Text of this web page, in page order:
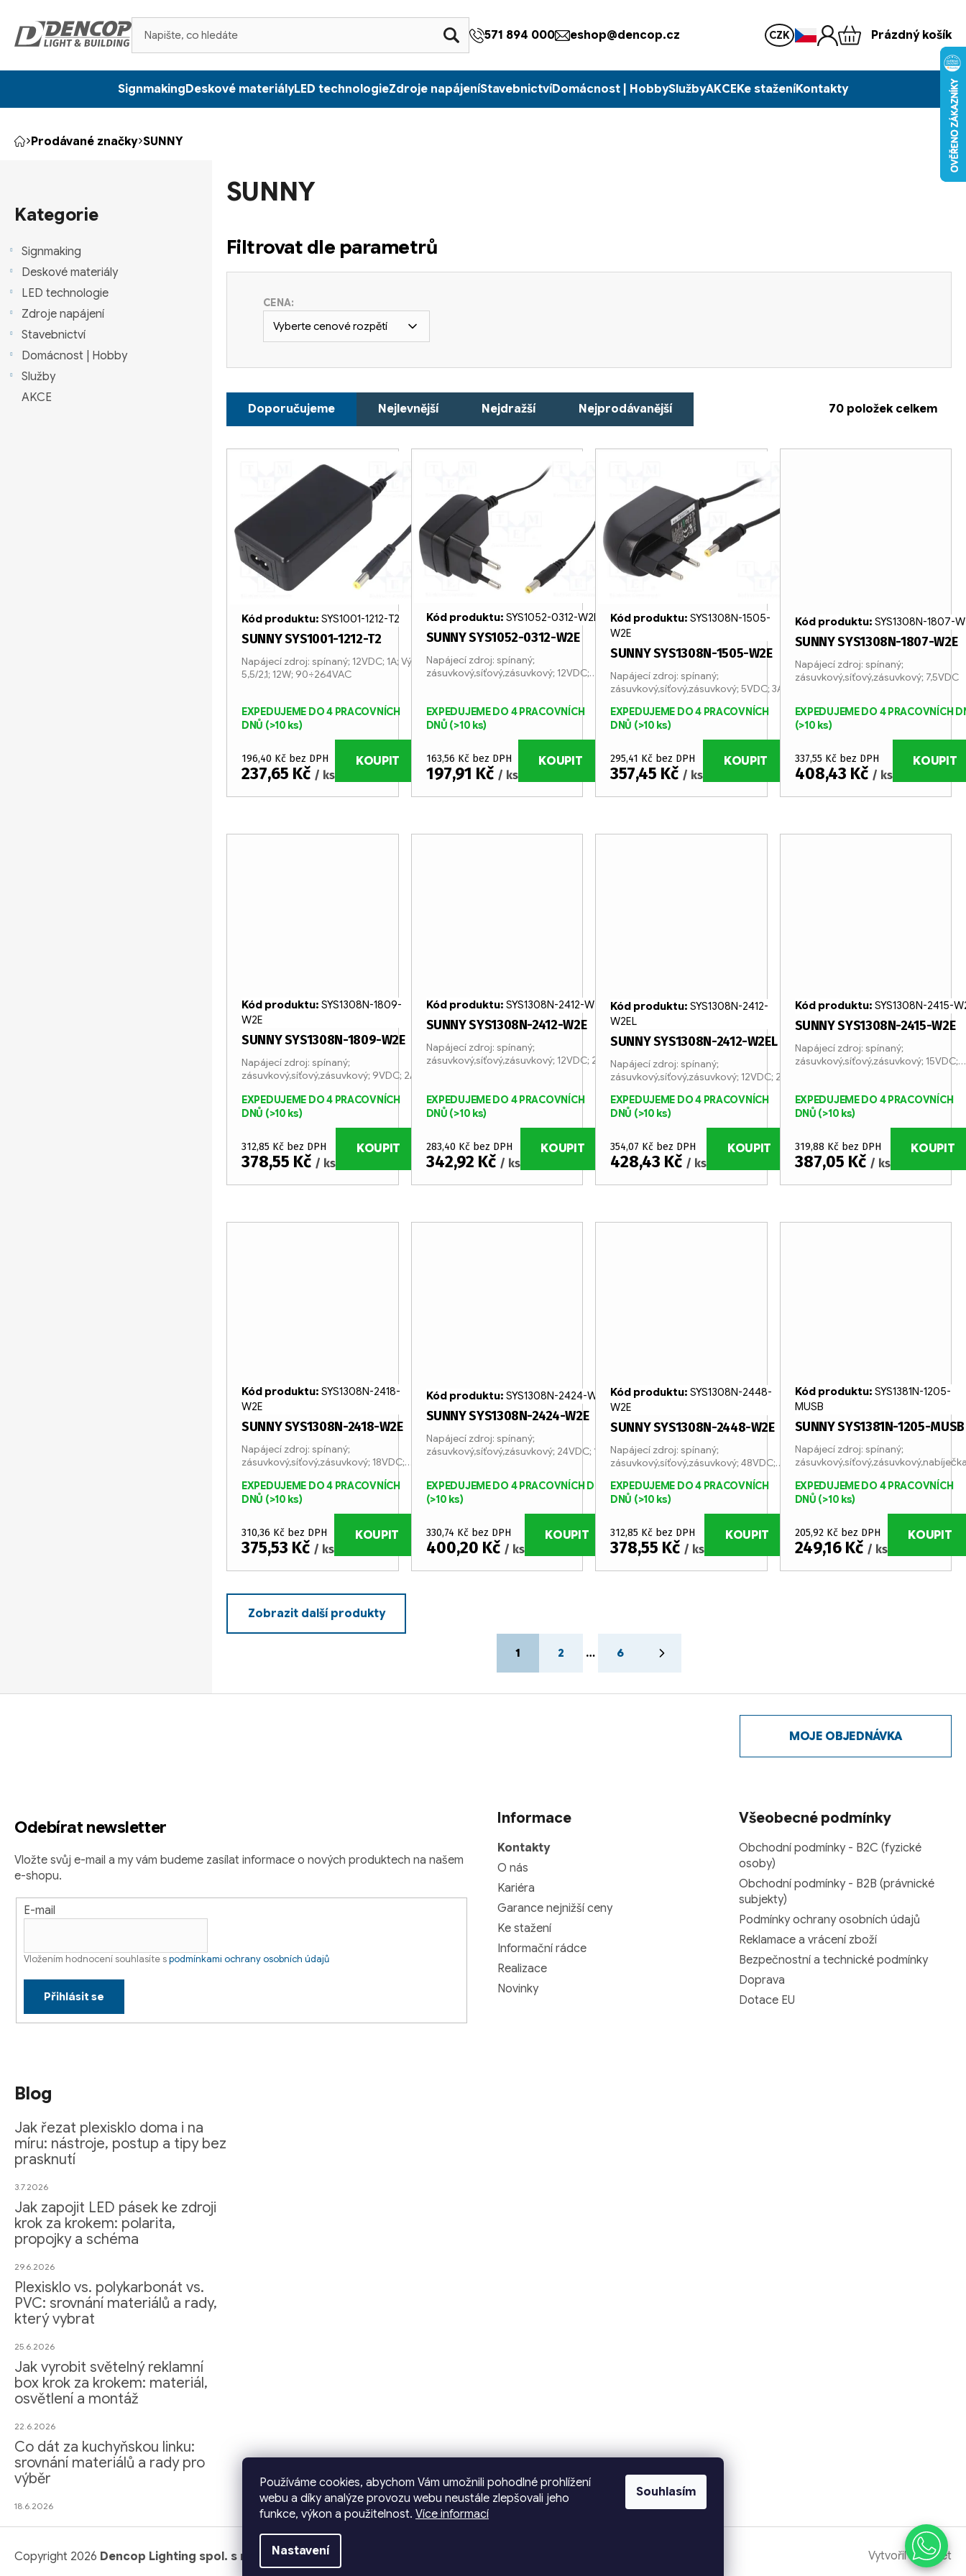
Používáme cookies, abychom Vám umožnili pohodlné prohlížení
webu a díky analýze provozu webu neustále zlepšovali jeho
funkce, výkon a použitelnost. Více informací
Nastavení
Souhlasím
obsah
571 894 000 eshop@dencop.cz CZK Prázdný košík
SignmakingDeskové materiályLED technologieZdroje napájeníStavebnictvíDomácnost | HobbySlužbyAKCEKe staženíKontakty
Domů
Prodávané značky SUNNY
r
a
n
n
kategorie
Kategorie
Signmaking
Deskové materiály
LED technologie
Zdroje napájení
Stavebnictví
Domácnost | Hobby
Služby
AKCE
SUNNY
Filtrovat dle parametrů
CENA:
Vyberte cenové rozpětí
a
n
p
d
Doporučujeme Nejlevnější Nejdražší Nejprodávanější 70 položek celkem
p
d
ů
SUNNY SYS1001-1212-T2
EXPEDUJEME DO 4 PRACOVNÍCH
DNŮ (>10 ks)
196,40 Kč bez DPH
237,65 Kč / ks
KOUPIT
Napájecí zdroj: spínaný; 12VDC; 1A; Výv:
5,5/2,1; 12W; 90÷264VAC
Kód produktu: SYS1001-1212-T2
SUNNY SYS1052-0312-W2E
EXPEDUJEME DO 4 PRACOVNÍCH
DNŮ (>10 ks)
163,56 Kč bez DPH
197,91 Kč / ks
KOUPIT
Napájecí zdroj: spínaný;
zásuvkový,síťový,zásuvkový; 12VDC;
Kód produktu: SYS1052-0312-W2E
SUNNY SYS1308N-1505-W2E
EXPEDUJEME DO 4 PRACOVNÍCH
DNŮ (>10 ks)
295,41 Kč bez DPH
357,45 Kč / ks
KOUPIT
Napájecí zdroj: spínaný;
zásuvkový,síťový,zásuvkový; 5VDC; 3A
Kód produktu: SYS1308N-1505-
W2E
SUNNY SYS1308N-1807-W2E
EXPEDUJEME DO 4 PRACOVNÍCH
(>10 ks)
337,55 Kč bez DPH
408,43 Kč / ks
KOUPIT
Napájecí zdroj: spínaný;
zásuvkový,síťový,zásuvkový; 7,5VDC
Kód produktu: SYS1308N-1807-
SUNNY SYS1308N-1809-W2E
EXPEDUJEME DO 4 PRACOVNÍCH
DNŮ (>10 ks)
312,85 Kč bez DPH
378,55 Kč / ks
KOUPIT
Napájecí zdroj: spínaný;
zásuvkový,síťový,zásuvkový; 9VDC; 2A
Kód produktu: SYS1308N-1809-
W2E
SUNNY SYS1308N-2412-W2E
EXPEDUJEME DO 4 PRACOVNÍCH
DNŮ (>10 ks)
283,40 Kč bez DPH
342,92 Kč / ks
KOUPIT
Napájecí zdroj: spínaný;
zásuvkový,síťový,zásuvkový; 12VDC; 2A
Kód produktu: SYS1308N-2412-W2E
SUNNY SYS1308N-2412-W2EL
EXPEDUJEME DO 4 PRACOVNÍCH
DNŮ (>10 ks)
354,07 Kč bez DPH
428,43 Kč / ks
KOUPIT
Napájecí zdroj: spínaný;
zásuvkový,síťový,zásuvkový; 12VDC; 2A
Kód produktu: SYS1308N-2412-
W2EL
SUNNY SYS1308N-2415-W2E
EXPEDUJEME DO 4 PRACOVNÍCH
DNŮ (>10 ks)
319,88 Kč bez DPH
387,05 Kč / ks
KOUPIT
Napájecí zdroj: spínaný;
zásuvkový,síťový,zásuvkový; 15VDC;
Kód produktu: SYS1308N-2415-
SUNNY SYS1308N-2418-W2E
EXPEDUJEME DO 4 PRACOVNÍCH
DNŮ (>10 ks)
310,36 Kč bez DPH
375,53 Kč / ks
KOUPIT
Napájecí zdroj: spínaný;
zásuvkový,síťový,zásuvkový; 18VDC;
Kód produktu: SYS1308N-2418-
W2E
SUNNY SYS1308N-2424-W2E
EXPEDUJEME DO 4 PRACOVNÍCH DNŮ
(>10 ks)
330,74 Kč bez DPH
400,20 Kč / ks
KOUPIT
Napájecí zdroj: spínaný;
zásuvkový,síťový,zásuvkový; 24VDC; 1A
Kód produktu: SYS1308N-2424-W2E
SUNNY SYS1308N-2448-W2E
EXPEDUJEME DO 4 PRACOVNÍCH
DNŮ (>10 ks)
312,85 Kč bez DPH
378,55 Kč / ks
KOUPIT
Napájecí zdroj: spínaný;
zásuvkový,síťový,zásuvkový; 48VDC;
Kód produktu: SYS1308N-2448-
W2E
SUNNY SYS1381N-1205-MUSB
EXPEDUJEME DO 4 PRACOVNÍCH
DNŮ (>10 ks)
205,92 Kč bez DPH
249,16 Kč / ks
KOUPIT
Napájecí zdroj: spínaný;
Kód produktu: SYS1381N-1205-
MUSB
á
y
ý
s
Zobrazit další produkty
t
1 2 … 6
Odebírat newsletter
Vložte svůj e-mail a my vám budeme zasílat informace o nových produktech na našem
e-shopu.
E-mail
Vložením hodnocení souhlasíte spodmínkami ochrany osobních údajů
Přihlásit se
Informace
Kontakty
O nás
Kariéra
Garance nejnižší ceny
Ke stažení
Informační rádce
Realizace
Novinky
Všeobecné podmínky
Obchodní podmínky - B2C (fyzické
osoby)
Obchodní podmínky - B2B (právnické
subjekty)
Podmínky ochrany osobních údajů
Reklamace a vrácení zboží
Bezpečnostní a technické podmínky
Doprava
Dotace EU
Blog
Jak řezat plexisklo doma i na
míru: nástroje, postup a tipy bez
prasknutí
3.7.2026
Jak zapojit LED pásek ke zdroji
krok za krokem: polarita,
propojky a schéma
29.6.2026
Plexisklo vs. polykarbonát vs.
PVC: srovnání materiálů a rady,
který vybrat
25.6.2026
Jak vyrobit světelný reklamní
box krok za krokem: materiál,
osvětlení a montáž
22.6.2026
Co dát za kuchyňskou linku:
srovnání materiálů a rady pro
výběr
18.6.2026
MOJE OBJEDNÁVKA
Vytvořil Shoptet
Copyright 2026 Dencop Lighting spol. s r.o. . Všechna práva vyhrazena.